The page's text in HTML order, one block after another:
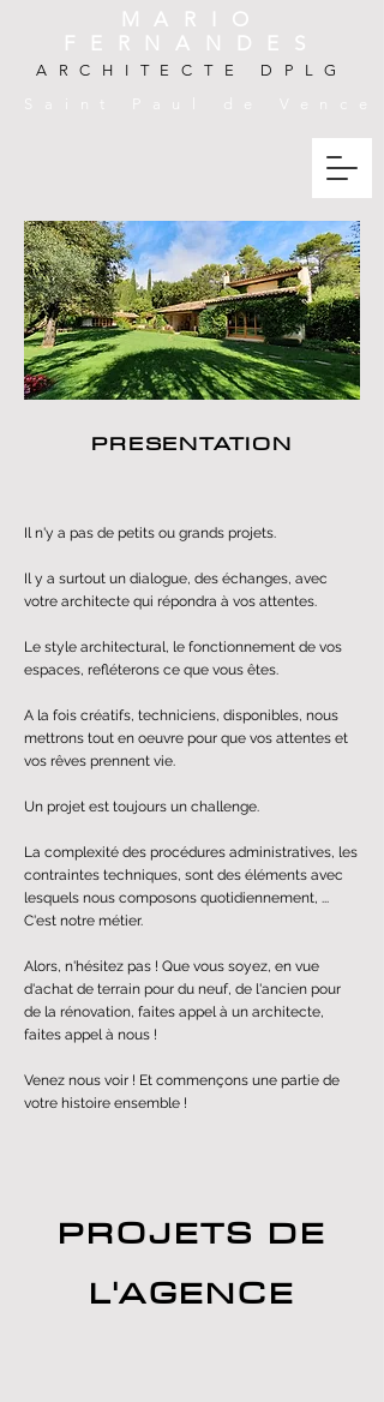
ARCHITECTE DPLG
MARIO
FERNANDES
Saint Paul de Vence
PRESENTATION
Il n'y a pas de petits ou grands projets.
Il y a surtout un dialogue, des échanges, avec
votre architecte qui répondra à vos attentes.
Le style architectural, le fonctionnement de vos
espaces, refléterons ce que vous êtes.
A la fois créatifs, techniciens, disponibles, nous
mettrons tout en oeuvre pour que vos attentes et
vos rêves prennent vie.
Un projet est toujours un challenge.
La complexité des procédures administratives, les
contraintes techniques, sont des éléments avec
lesquels nous composons quotidiennement, ...
C'est notre métier.
Alors, n'hésitez pas ! Que vous soyez, en vue
d'achat de terrain pour du neuf, de l'ancien pour
de la rénovation, faites appel à un architecte,
faites appel à nous !
Venez nous voir ! Et commençons une partie de
votre histoire ensemble !
PROJETS DE
L'AGENCE